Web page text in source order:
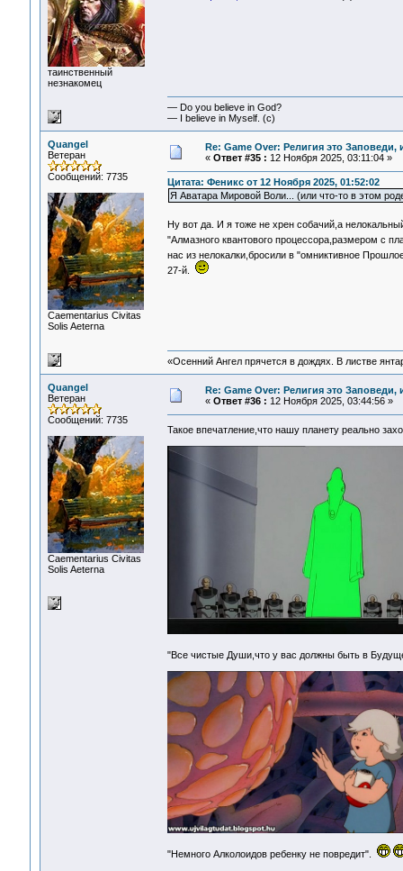
таинственный
незнакомец
— Do you believe in God?
— I believe in Myself. (c)
Quangel
Ветеран
Сообщений: 7735
Сaementarius Civitas
Solis Aeterna
Re: Game Over: Религия это Заповеди,
« Ответ #35 : 12 Ноября 2025, 03:11:04 »
Цитата: Феникс от 12 Ноября 2025, 01:52:02
Я Аватара Мировой Воли... (или что-то в этом
Ну вот да. И я тоже не хрен собачий,а
"Алмазного квантового процессора,размером с
нас из нелокалки,бросили в "омниктивное
27-й.
«Осенний Ангел прячется в дождях. В листве
Quangel
Ветеран
Сообщений: 7735
Сaementarius Civitas
Solis Aeterna
Re: Game Over: Религия это Заповеди,
« Ответ #36 : 12 Ноября 2025, 03:44:56 »
Такое впечатление,что нашу планету реально
"Все чистые Души,что у вас должны быть в
"Немного Алколоидов ребенку не повредит".